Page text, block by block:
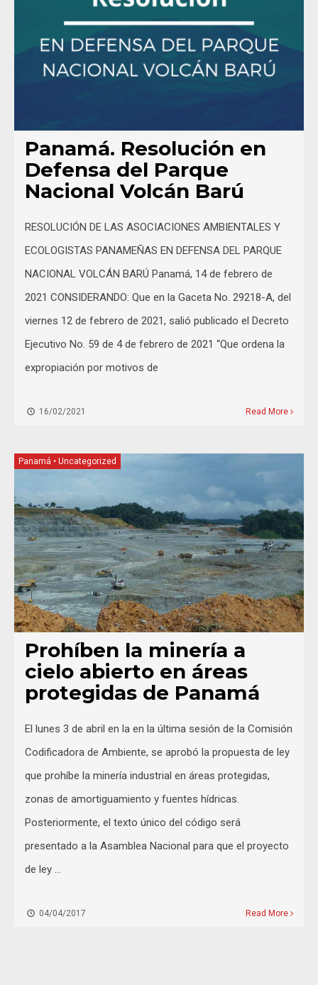
Panamá. Resolución en
Defensa del Parque
Nacional Volcán Barú
RESOLUCIÓN DE LAS ASOCIACIONES AMBIENTALES Y
ECOLOGISTAS PANAMEÑAS EN DEFENSA DEL PARQUE
NACIONAL VOLCÁN BARÚ Panamá, 14 de febrero de
2021 CONSIDERANDO: Que en la Gaceta No. 29218-A, del
viernes 12 de febrero de 2021, salió publicado el Decreto
Ejecutivo No. 59 de 4 de febrero de 2021 “Que ordena la
expropiación por motivos de
16/02/2021 Read More
Panamá • Uncategorized
Prohíben la minería a
cielo abierto en áreas
protegidas de Panamá
El lunes 3 de abril en la en la última sesión de la Comisión
Codificadora de Ambiente, se aprobó la propuesta de ley
que prohíbe la minería industrial en áreas protegidas,
zonas de amortiguamiento y fuentes hídricas.
Posteriormente, el texto único del código será
presentado a la Asamblea Nacional para que el proyecto
de ley …
04/04/2017 Read More